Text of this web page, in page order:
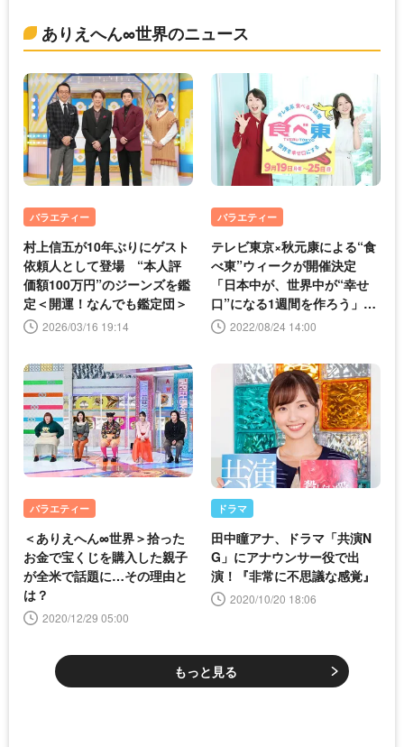
ありえへん∞世界のニュース
バラエティー
村上信五が10年ぶりにゲスト
依頼人として登場 “本人評
価額100万円”のジーンズを鑑
定＜開運！なんでも鑑定団＞
2026/03/16 19:14
バラエティー
テレビ東京×秋元康による“食
べ東”ウィークが開催決定
「日本中が、世界中が“幸せ
口”になる1週間を作ろう」＜
食べ東＞
2022/08/24 14:00
バラエティー
＜ありえへん∞世界＞拾った
お金で宝くじを購入した親子
が全米で話題に…その理由と
は？
2020/12/29 05:00
ドラマ
田中瞳アナ、ドラマ「共演N
G」にアナウンサー役で出
演！『非常に不思議な感覚』
2020/10/20 18:06
もっと見る